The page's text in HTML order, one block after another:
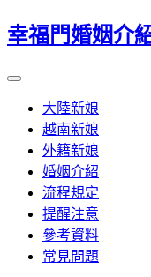
幸福門婚姻介
大陸新娘
越南新娘
外籍新娘
婚姻介紹
流程規定
提醒注意
參考資料
常見問題